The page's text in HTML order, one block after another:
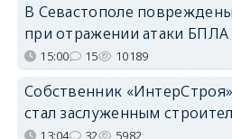
В Севастополе
при отражении атаки БПЛА
15:00 15 10189
Собственник
стал заслуженным
13:04 32 5982